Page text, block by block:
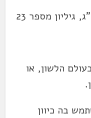
גיליון מספר 23
הלשון, או
בה כיוון